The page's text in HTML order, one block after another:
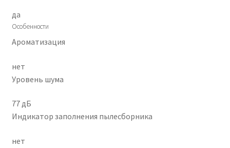
да
Особенности
Ароматизация
нет
Уровень шума
77 дБ
Индикатор заполнения пылесборника
нет